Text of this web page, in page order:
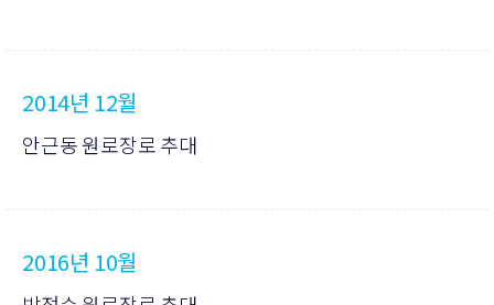
2014년 12월
안근동 원로장로 추대
2016년 10월